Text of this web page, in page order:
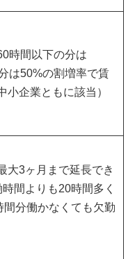
時間以下の分は
は50%の割増率で賃
小企業ともに該当）
大3ヶ月まで延長でき
間よりも20時間多く
分働かなくても欠勤